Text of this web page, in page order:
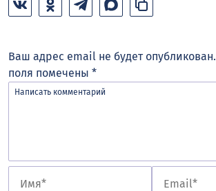
Ваш адрес email не будет опубликован.
поля помечены *